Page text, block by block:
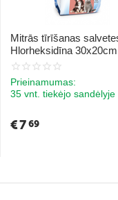
Mitrās tīrīšanas
Hlorheksidīna 30x20cm
100gb.
Prieinamumas:
35 vnt. tiekėjo sandėlyje
€769